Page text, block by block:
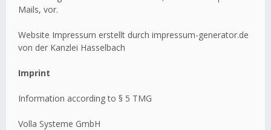
Mails, vor.
Website Impressum erstellt durch impressum-generator.de
von der Kanzlei Hasselbach
Imprint
Information according to § 5 TMG
Volla Systeme GmbH